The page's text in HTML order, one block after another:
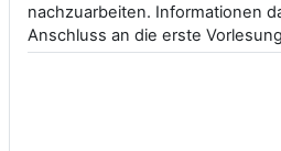
nachzuarbeiten. Informationen
Anschluss an die erste